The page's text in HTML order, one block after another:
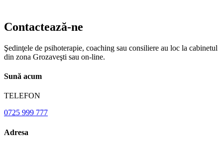
Contactează-ne
Şedinţele de psihoterapie, coaching sau consiliere au loc la cabinetul
din zona Grozaveşti sau on-line.
Sună acum
TELEFON
0725 999 777
Adresa